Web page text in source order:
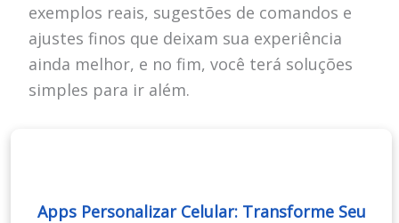
exemplos reais, sugestões de comandos e
ajustes finos que deixam sua experiência
ainda melhor, e no fim, você terá soluções
simples para ir além.
Apps Personalizar Celular: Transforme Seu